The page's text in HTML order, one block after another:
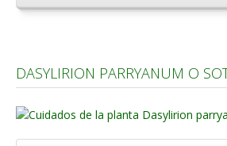
DASYLIRION PARRYANUM O